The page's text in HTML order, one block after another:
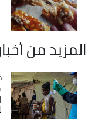
المزيد من أخبار Afrique du Sud